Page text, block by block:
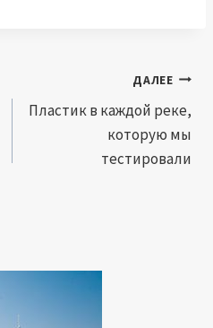
ДАЛЕЕ
Пластик в каждой реке,
которую мы
тестировали